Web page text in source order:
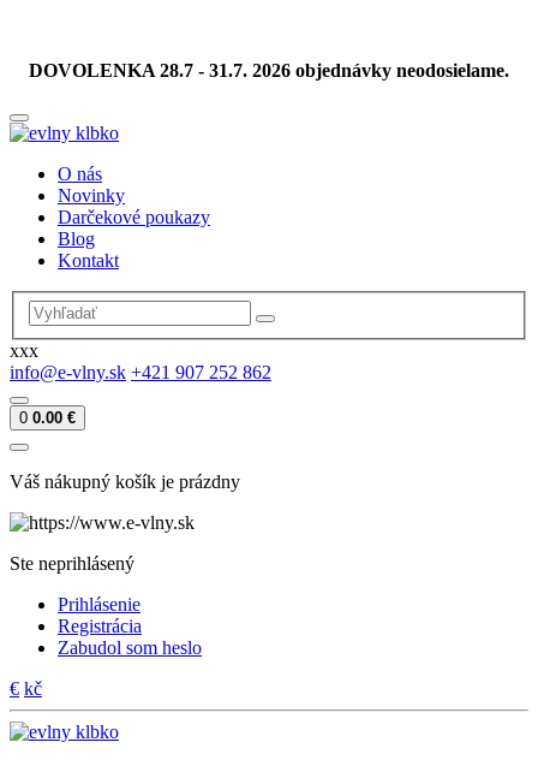
DOVOLENKA 28.7 - 31.7. 2026 objednávky neodosielame.
O nás
Novinky
Darčekové poukazy
Blog
Kontakt
xxx
info@e-vlny.sk +421 907 252 862
0 0.00 €
Váš nákupný košík je prázdny
Ste neprihlásený
Prihlásenie
Registrácia
Zabudol som heslo
€ kč